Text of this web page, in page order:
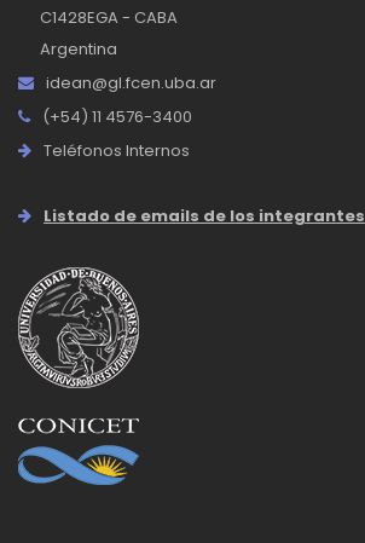
C1428EGA - CABA
Argentina
idean@gl.fcen.uba.ar
(+54) 11 4576-3400
Teléfonos Internos
Listado de emails de los integrantes